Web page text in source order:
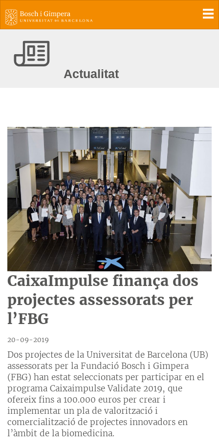
Actualitat
CaixaImpulse finança dos
projectes assessorats per
l’FBG
20-09-2019
Dos projectes de la Universitat de Barcelona (UB)
assessorats per la Fundació Bosch i Gimpera
(FBG) han estat seleccionats per participar en el
programa Caixaimpulse Validate 2019, que
ofereix fins a 100.000 euros per crear i
implementar un pla de valorització i
comercialització de projectes innovadors en
l’àmbit de la biomedicina.